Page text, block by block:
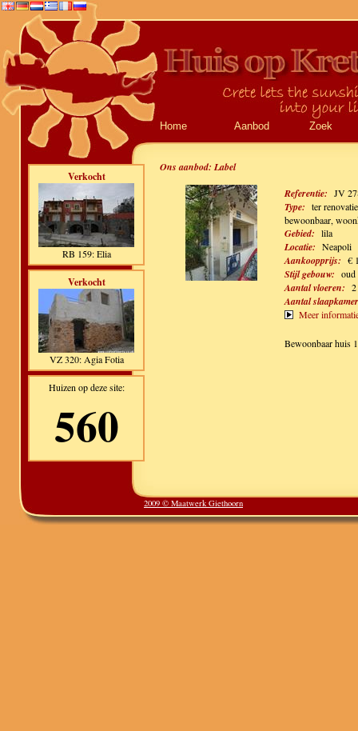
Home Aanbod Zoek
Verkocht
RB 159: Elia
Verkocht
VZ 320: Agia Fotia
Huizen op deze site:
560
Ons aanbod: Label
Referentie: JV
Type: ter
bewoonbaar,
Gebied: lila
Locatie: Neapoli
Aankoopprijs: €
Stijl gebouw: oud
Aantal vloeren: 2
Aantal
Meer
Bewoonbaar huis
2009 © Maatwerk Giethoorn